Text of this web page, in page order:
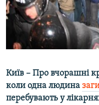
ВІДЕОУРОКИ «ELIFBE»
СВІДЧЕННЯ ОКУПАЦІЇ
УКРАЇНСЬКА ПРОБЛЕМА
Русский
Qırımtatar
Київ – Про вчорашні
коли одна людина
перебувають у